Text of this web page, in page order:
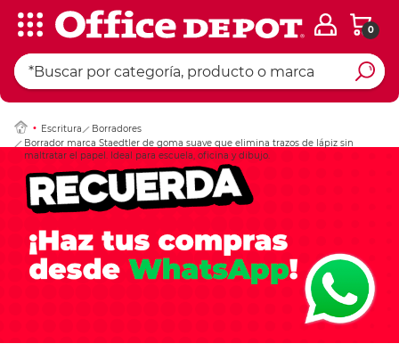
0
Escritura
Borradores
Borrador marca Staedtler de goma suave que elimina trazos de lápiz sin
maltratar el papel. Ideal para escuela, oficina y dibujo.
Ingresar Codigo